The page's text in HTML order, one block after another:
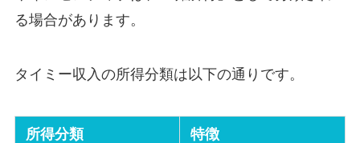
る場合があります。
タイミー収入の所得分類は以下の通りです。
所得分類 特徴